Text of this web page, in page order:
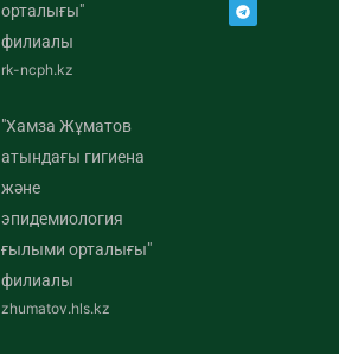
орталығы"
филиалы
rk-ncph.kz
"Хамза Жұматов
атындағы гигиена
және
эпидемиология
ғылыми орталығы"
филиалы
zhumatov.hls.kz